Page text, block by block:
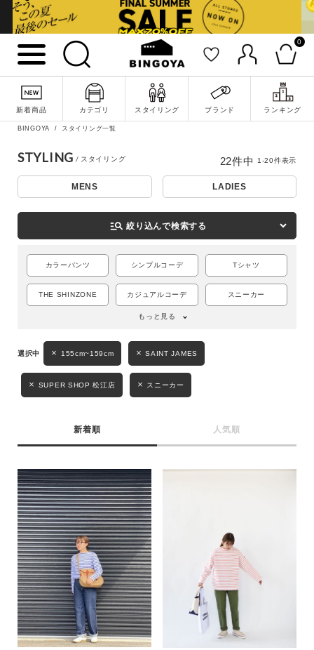
0
新着商品 カテゴリ スタイリング ブランド ランキング
詳細検索
BINGOYA スタイリング一覧
STYLING
MENS LADIES
manage_search 絞り込んで検索する
カラーパンツ シンプルコーデ Tシャツ
THE SHINZONE カジュアルコーデ スニーカー
もっと見る
155cm~159cm SAINT JAMES
SUPER SHOP 松江店 スニーカー
新着順 人気順
22件中 1-20件表示